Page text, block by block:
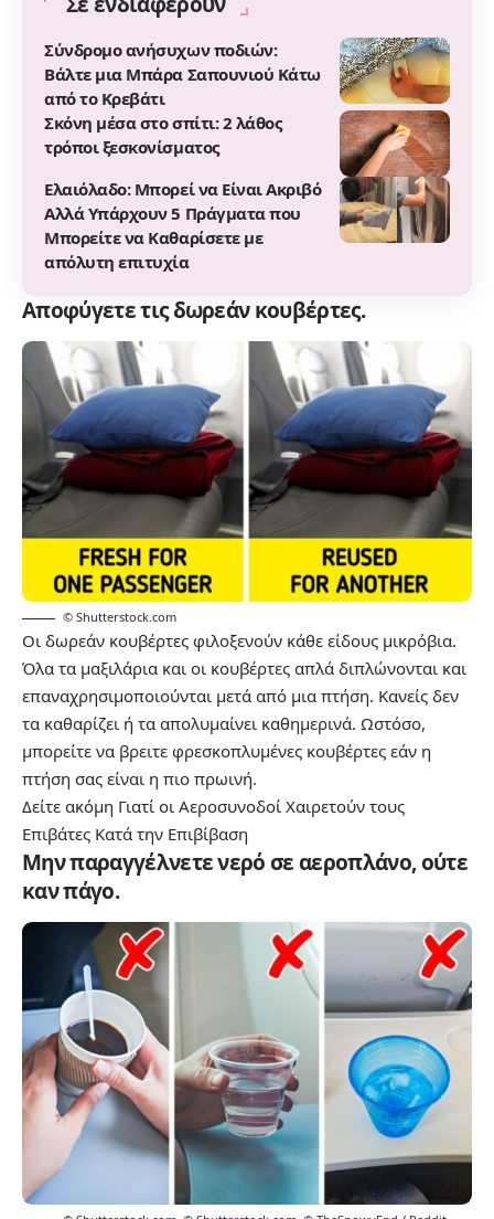
Σύνδρομο ανήσυχων ποδιών:
Βάλτε μια Μπάρα Σαπουνιού Κάτω
από το Κρεβάτι
Σκόνη μέσα στο σπίτι: 2 λάθος
τρόποι ξεσκονίσματος
Ελαιόλαδο: Μπορεί να Είναι Ακριβό
Αλλά Υπάρχουν 5 Πράγματα που
Μπορείτε να Καθαρίσετε με
απόλυτη επιτυχία
Αποφύγετε τις δωρεάν κουβέρτες.
© Shutterstock.com
Οι δωρεάν κουβέρτες φιλοξενούν κάθε είδους μικρόβια.
Όλα τα μαξιλάρια και οι κουβέρτες απλά διπλώνονται και
επαναχρησιμοποιούνται μετά από μια πτήση. Κανείς δεν
τα καθαρίζει ή τα απολυμαίνει καθημερινά. Ωστόσο,
μπορείτε να βρειτε φρεσκοπλυμένες κουβέρτες εάν η
πτήση σας είναι η πιο πρωινή.
Δείτε ακόμη Γιατί οι Αεροσυνοδοί Χαιρετούν τους
Επιβάτες Κατά την Επιβίβαση
Μην παραγγέλνετε νερό σε αεροπλάνο, ούτε
καν πάγο.